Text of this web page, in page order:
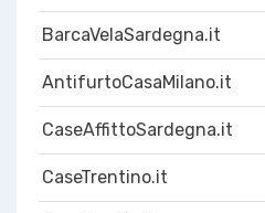
BarcaVelaSardegna.it
AntifurtoCasaMilano.it
CaseAffittoSardegna.it
CaseTrentino.it